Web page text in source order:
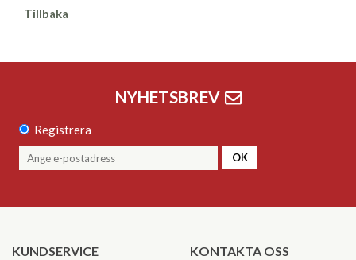
Tillbaka
NYHETSBREV
Registrera
OK
KUNDSERVICE KONTAKTA OSS